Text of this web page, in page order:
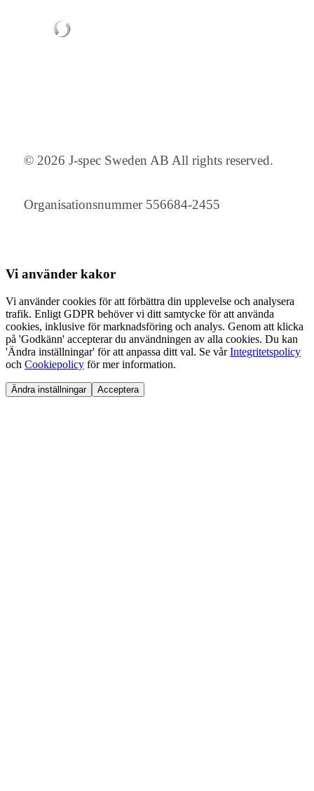
© 2026 J-spec Sweden AB All rights reserved.
Organisationsnummer 556684-2455
Vi använder kakor
Vi använder cookies för att förbättra din upplevelse och analysera
trafik. Enligt GDPR behöver vi ditt samtycke för att använda
cookies, inklusive för marknadsföring och analys. Genom att klicka
på 'Godkänn' accepterar du användningen av alla cookies. Du kan
'Ändra inställningar' för att anpassa ditt val. Se vårIntegritetspolicy
och Cookiepolicy för mer information.
Ändra inställningar Acceptera